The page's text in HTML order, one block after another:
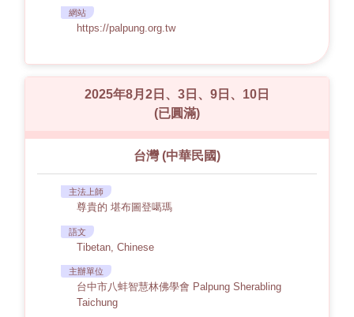
網站
https://palpung.org.tw
2025年8月2日、3日、9日、10日
(已圓滿)
台灣 (中華民國)
主法上師
尊貴的 堪布圖登噶瑪
語文
Tibetan, Chinese
主辦單位
台中市八蚌智慧林佛學會 Palpung Sherabling
Taichung